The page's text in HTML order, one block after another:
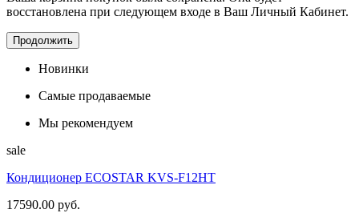
восстановлена при следующем входе в Ваш Личный Кабинет.
Продолжить
Новинки
Самые продаваемые
Мы рекомендуем
sale
Кондиционер ECOSTAR KVS-F12HT
17590.00 руб.